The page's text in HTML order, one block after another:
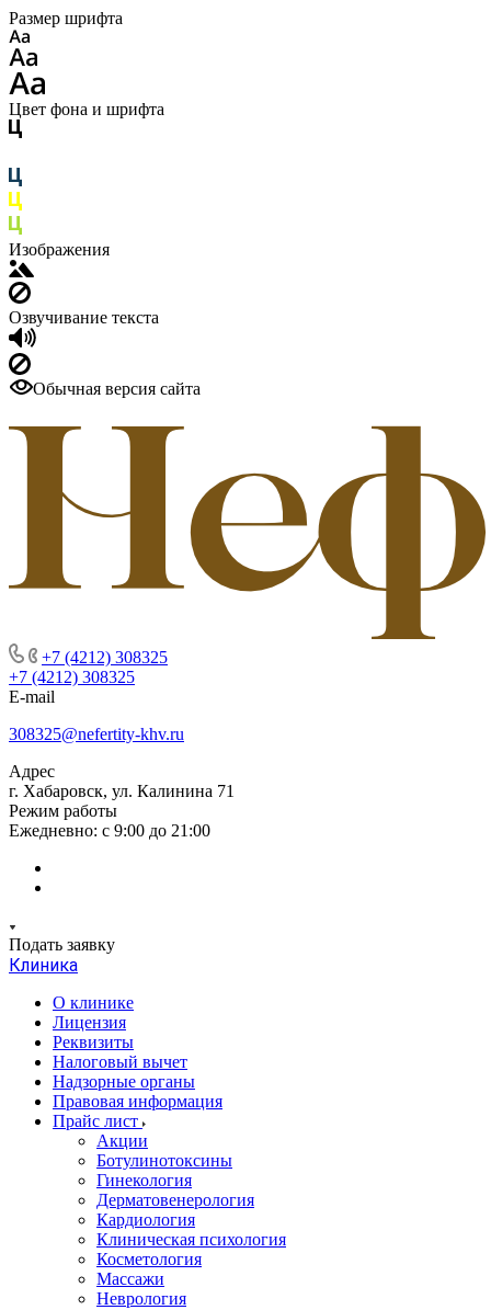
Размер шрифта
Цвет фона и шрифта
Изображения
Озвучивание текста
Обычная версия сайта
+7 (4212) 308325
+7 (4212) 308325
E-mail
308325@nefertity-khv.ru
Адрес
г. Хабаровск, ул. Калинина 71
Режим работы
Ежедневно: с 9:00 до 21:00
Подать заявку
Клиника
О клинике
Лицензия
Реквизиты
Налоговый вычет
Надзорные органы
Правовая информация
Прайс лист
Акции
Ботулинотоксины
Гинекология
Дерматовенерология
Кардиология
Клиническая психология
Косметология
Массажи
Неврология